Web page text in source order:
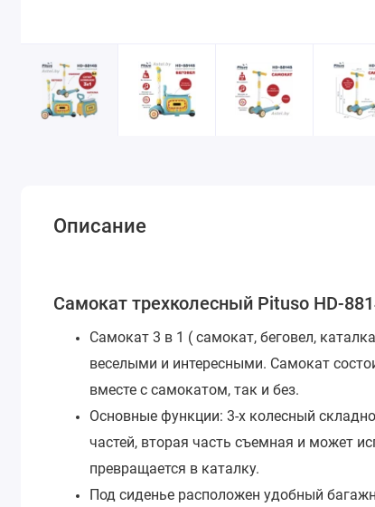
Описание
Самокат трехколесный Pituso HD-
Самокат 3 в 1 ( самокат, беговел,
веселыми и интересными. Самокат
вместе с самокатом, так и без.
Основные функции: 3-х колесный
частей, вторая часть съемная и может
превращается в каталку.
Под сиденье расположен удобный